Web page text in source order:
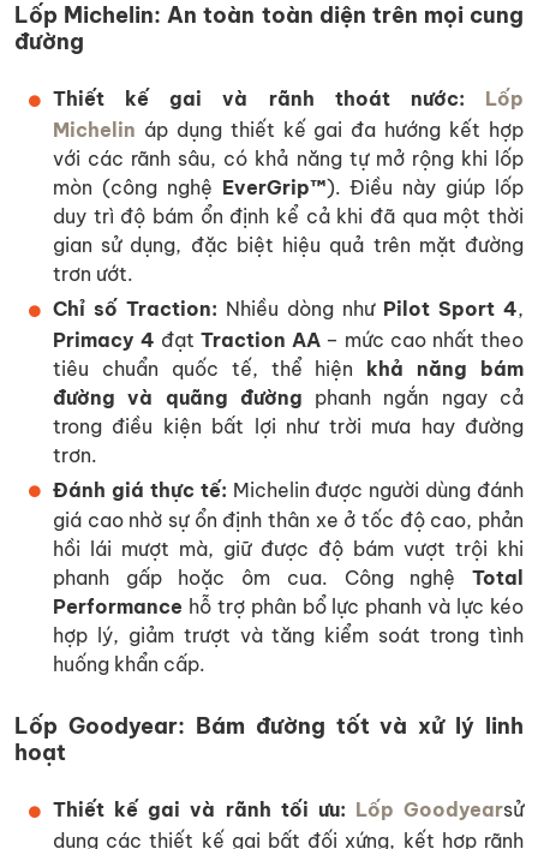
Lốp Michelin: An toàn toàn diện trên mọi cung
đường
Thiết kế gai và rãnh thoát nước:
Lốp
Michelin áp dụng thiết kế gai đa hướng kết hợp
với các rãnh sâu, có khả năng tự mở rộng khi lốp
mòn (công nghệ EverGrip™). Điều này giúp lốp
duy trì độ bám ổn định kể cả khi đã qua một thời
gian sử dụng, đặc biệt hiệu quả trên mặt đường
trơn ướt.
Chỉ số Traction: Nhiều dòng như Pilot Sport 4,
Primacy 4 đạt Traction AA– mức cao nhất theo
tiêu chuẩn quốc tế, thể hiện khả năng bám
đường và quãng đường phanh ngắn ngay cả
trong điều kiện bất lợi như trời mưa hay đường
trơn.
Đánh giá thực tế: Michelin được người dùng đánh
giá cao nhờ sự ổn định thân xe ở tốc độ cao, phản
hồi lái mượt mà, giữ được độ bám vượt trội khi
phanh gấp hoặc ôm cua. Công nghệ Total
Performance hỗ trợ phân bổ lực phanh và lực kéo
hợp lý, giảm trượt và tăng kiểm soát trong tình
huống khẩn cấp.
Lốp Goodyear: Bám đường tốt và xử lý linh
hoạt
Thiết kế gai và rãnh tối ưu: Lốp Goodyearsử
dụng các thiết kế gai bất đối xứng, kết hợp rãnh